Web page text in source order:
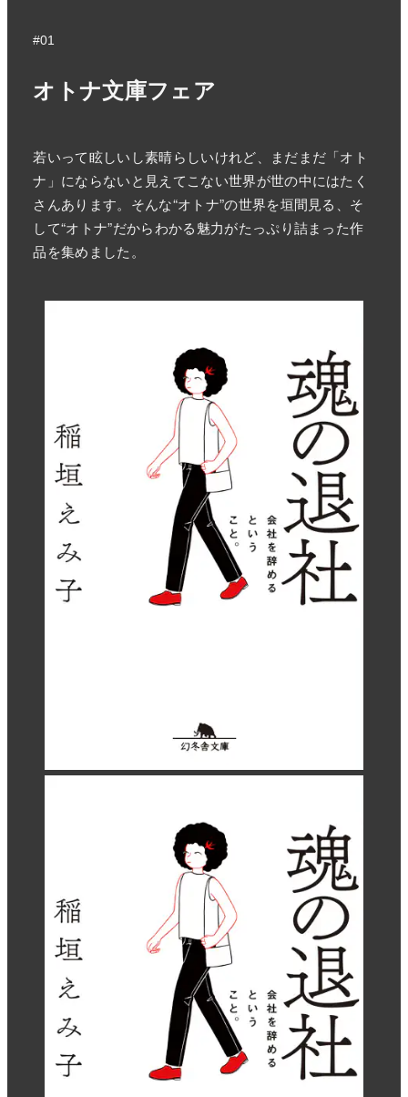
#01
オトナ文庫フェア
若いって眩しいし素晴らしいけれど、まだまだ「オト
ナ」にならないと見えてこない世界が世の中にはたく
さんあります。そんな“オトナ”の世界を垣間見る、そ
して“オトナ”だからわかる魅力がたっぷり詰まった作
品を集めました。